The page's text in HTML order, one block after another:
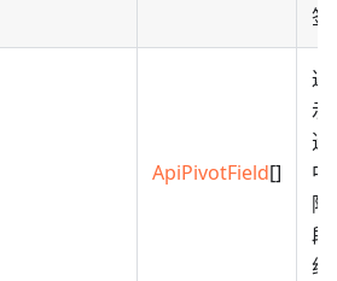
签
ApiPivotField[]
返
示
透
中
隐
段
组